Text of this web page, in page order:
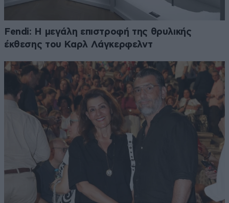
Fendi: Η μεγάλη επιστροφή της θρυλικής
έκθεσης του Καρλ Λάγκερφελντ